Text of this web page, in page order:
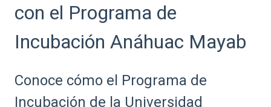
con el Programa de
Incubación Anáhuac Mayab
Conoce cómo el Programa de
Incubación de la Universidad